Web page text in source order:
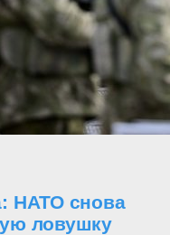
НАТО снова
ловушку